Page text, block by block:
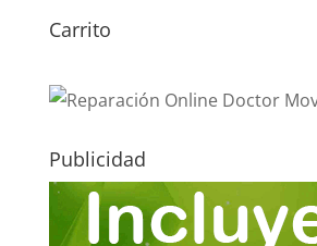
Carrito
Publicidad